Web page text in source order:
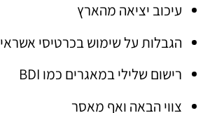
עיכוב יציאה מהארץ
הגבלות על שימוש בכרטיסי אשראי
רישום שלילי במאגרים כמו BDI
צווי הבאה ואף מאסר